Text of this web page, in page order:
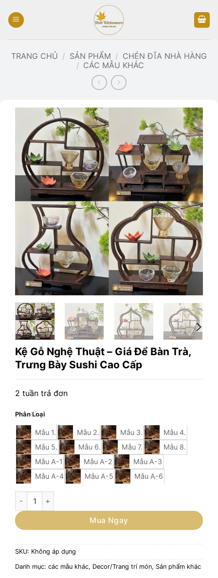
qua
dung
TRANG CHỦ / SẢN PHẨM / CHÉN ĐĨA NHÀ HÀNG
/ CÁC MẪU KHÁC
Kệ Gỗ Nghệ Thuật – Giá Để Bàn Trà,
Trưng Bày Sushi Cao Cấp
2 tuần trả đơn
Phân Loại
Mẫu 1. Mẫu 2. Mẫu 3.
Mẫu 4.
Mẫu 5.
Mẫu 6. Mẫu 7.
Mẫu 8.
Mẫu A-1
Mẫu A-2
Mẫu A-3
Mẫu A-4
Mẫu A-5 Mẫu A-6
Kệ Gỗ Nghệ Thuật – Giá Để Bàn Trà, Trưng Bày Sushi Cao
Mua Ngay
SKU: Không áp dụng
Danh mục: các mẫu khác, Decor/Trang trí món, Sản phẩm khác